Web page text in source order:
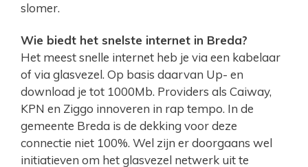
slomer.
Wie biedt het snelste internet in Breda?
Het meest snelle internet heb je via een kabelaar
of via glasvezel. Op basis daarvan Up- en
download je tot 1000Mb. Providers als Caiway,
KPN en Ziggo innoveren in rap tempo. In de
gemeente Breda is de dekking voor deze
connectie niet 100%. Wel zijn er doorgaans wel
initiatieven om het glasvezel netwerk uit te